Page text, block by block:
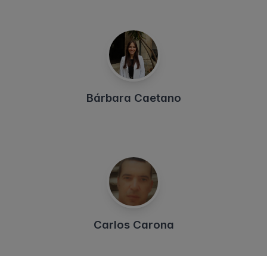
Bárbara Caetano
Carlos Carona